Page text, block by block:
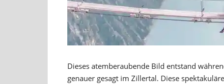
Dieses atemberaubende Bild entstand
genauer gesagt im Zillertal. Diese